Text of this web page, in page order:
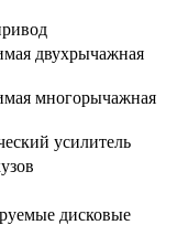
двухрычажная
многорычажная
усилитель
дисковые